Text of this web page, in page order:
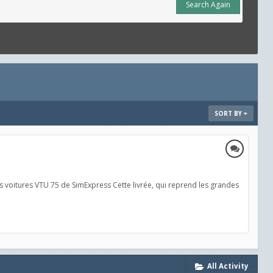
Search Again
SORT BY
VTU 75 de SimExpress Cette livrée, qui reprend les grandes
All Activity